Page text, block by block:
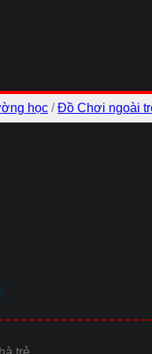
học / Đồ Chơi ngoài